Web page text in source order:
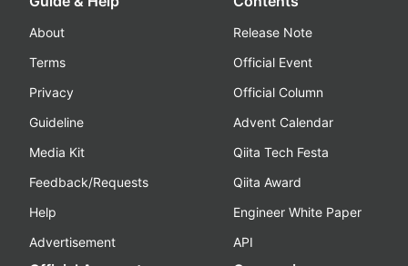
About
Terms
Privacy
Guideline
Media Kit
Feedback/Requests
Help
Advertisement
Release Note
Official Event
Official Column
Advent Calendar
Qiita Tech Festa
Qiita Award
Engineer White Paper
API